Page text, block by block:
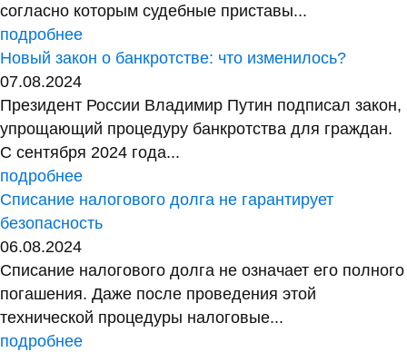
согласно которым судебные приставы...
подробнее
Новый закон о банкротстве: что изменилось?
07.08.2024
Президент России Владимир Путин подписал закон,
упрощающий процедуру банкротства для граждан.
С сентября 2024 года...
подробнее
Списание налогового долга не гарантирует
безопасность
06.08.2024
Списание налогового долга не означает его полного
погашения. Даже после проведения этой
технической процедуры налоговые...
подробнее